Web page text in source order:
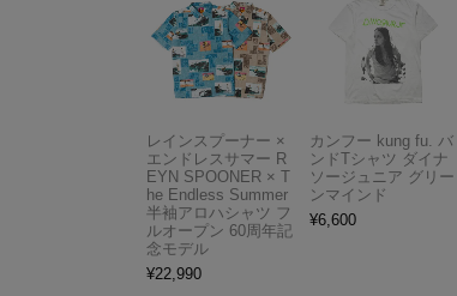
レインスプーナー ×
エンドレスサマー R
EYN SPOONER × T
he Endless Summer
半袖アロハシャツ フ
ルオープン 60周年記
念モデル
¥22,990
カンフー kung fu. バ
ンドTシャツ ダイナ
ソージュニア グリー
ンマインド
¥6,600